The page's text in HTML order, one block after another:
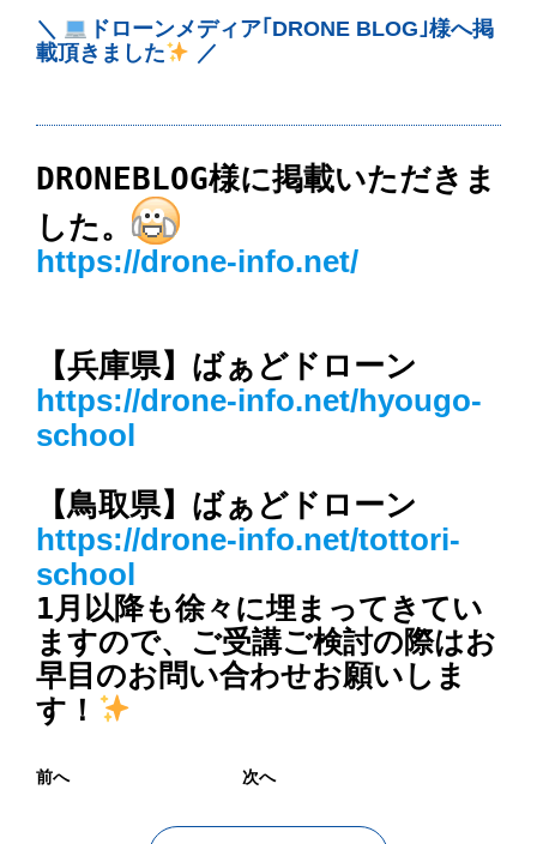
＼
ドローンメディア｢DRONE BLOG｣様へ掲
載頂きました
／
DRONEBLOG様に掲載いただきま
した。
https://drone-info.net/
https://drone-info.net/hyougo-
school
【鳥取県】
https://drone-info.net/tottori-
school
1月以降も徐々に埋まってきてい
ますので、ご受講ご検討の際はお
早目のお問い合わせお願いしま
す！
前へ 次へ